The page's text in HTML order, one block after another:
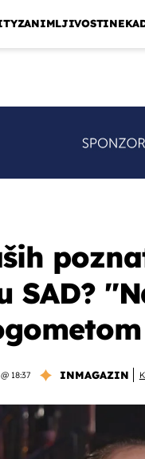
ZANIMLJIVOSTI
SAD?
18:37 INMAGAZIN